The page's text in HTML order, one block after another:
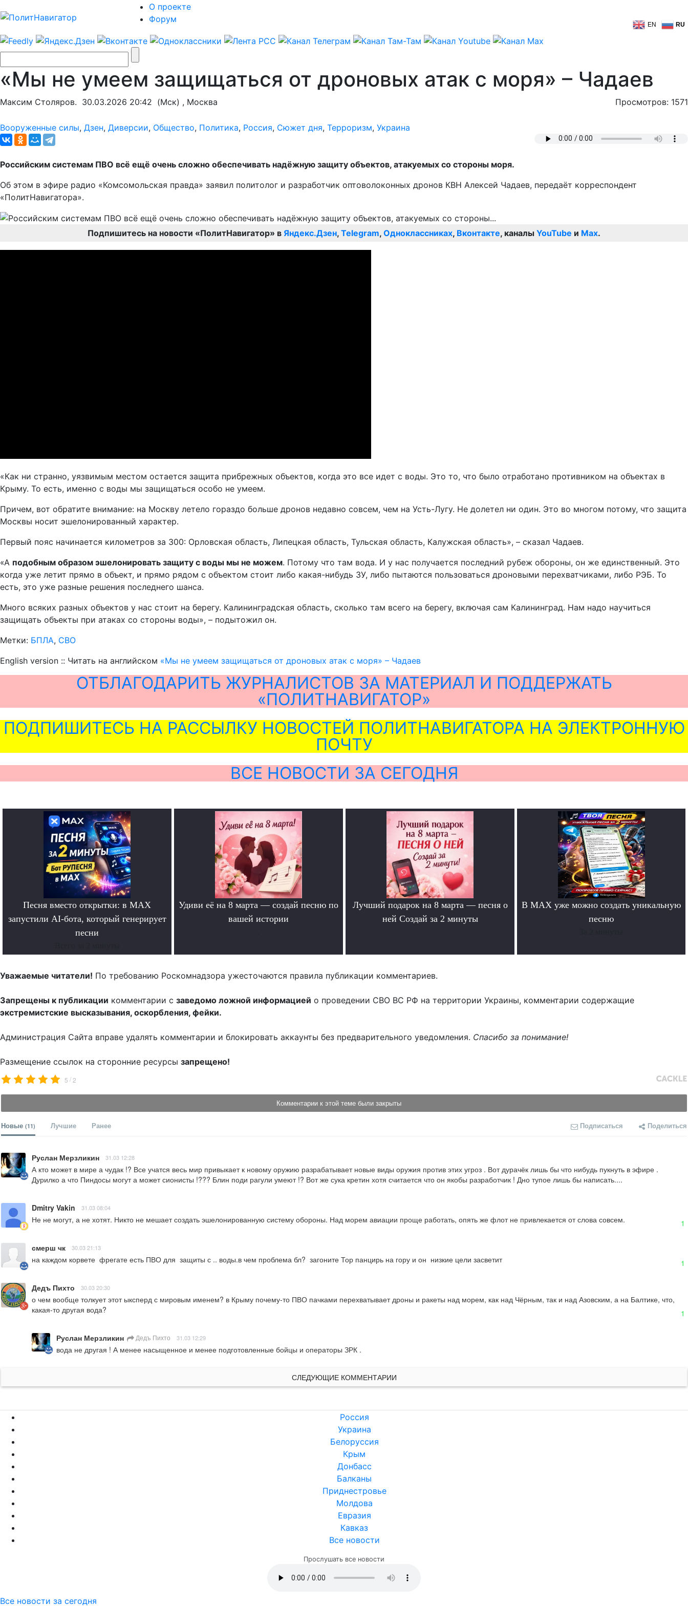
О проекте
Форум
EN RU
«Мы не умеем защищаться от дроновых атак с моря» – Чадаев
Максим Столяров. 30.03.2026 20:42 (Мск) , Москва Просмотров: 1571
Вооруженные силы, Дзен, Диверсии, Общество, Политика, Россия, Сюжет дня, Терроризм, Украина
Российским системам ПВО всё ещё очень сложно обеспечивать надёжную защиту объектов, атакуемых со стороны моря.
Об этом в эфире радио «Комсомольская правда» заявил политолог и разработчик оптоволоконных дронов КВН Алексей Чадаев, передаёт корреспондент
«ПолитНавигатора».
Подпишитесь на новости «ПолитНавигатор» в Яндекс.Дзен, Telegram, Одноклассниках, Вконтакте, каналы YouTube и Max.
«Как ни странно, уязвимым местом остается защита прибрежных объектов, когда это все идет с воды. Это то, что было отработано противником на объектах в
Крыму. То есть, именно с воды мы защищаться особо не умеем.
Причем, вот обратите внимание: на Москву летело гораздо больше дронов недавно совсем, чем на Усть-Лугу. Не долетел ни один. Это во многом потому, что защита
Москвы носит эшелонированный характер.
Первый пояс начинается километров за 300: Орловская область, Липецкая область, Тульская область, Калужская область», – сказал Чадаев.
«А подобным образом эшелонировать защиту с воды мы не можем. Потому что там вода. И у нас получается последний рубеж обороны, он же единственный. Это
когда уже летит прямо в объект, и прямо рядом с объектом стоит либо какая-нибудь ЗУ, либо пытаются пользоваться дроновыми перехватчиками, либо РЭБ. То
есть, это уже разные решения последнего шанса.
Много всяких разных объектов у нас стоит на берегу. Калининградская область, сколько там всего на берегу, включая сам Калининград. Нам надо научиться
защищать объекты при атаках со стороны воды», – подытожил он.
Метки: БПЛА, СВО
English version :: Читать на английском «Мы не умеем защищаться от дроновых атак с моря» – Чадаев
ОТБЛАГОДАРИТЬ ЖУРНАЛИСТОВ ЗА МАТЕРИАЛ И ПОДДЕРЖАТЬ
«ПОЛИТНАВИГАТОР»
ПОДПИШИТЕСЬ НА РАССЫЛКУ НОВОСТЕЙ ПОЛИТНАВИГАТОРА НА ЭЛЕКТРОННУЮ
ПОЧТУ
ВСЕ НОВОСТИ ЗА СЕГОДНЯ
Песня вместо открытки: в MAX
запустили AI-бота, который генерирует
песни
Удиви её на 8 марта — создай песню по
вашей истории
Лучший подарок на 8 марта — песня о
ней Создай за 2 минуты
В MAX уже можно создать уникальную
песню
Уважаемые читатели! По требованию Роскомнадзора ужесточаются правила публикации комментариев.
Запрещены к публикации комментарии с заведомо ложной информацией о проведении СВО ВС РФ на территории Украины, комментарии содержащие
экстремистские высказывания, оскорбления, фейки.
Администрация Сайта вправе удалять комментарии и блокировать аккаунты без предварительного уведомления. Спасибо за понимание!
Размещение ссылок на сторонние ресурсы запрещено!
5 /2
Комментарии к этой теме были закрыты
Новые (11) Лучшие Ранее Подписаться Поделиться
Руслан Мерзликин 31.03 12:28
А кто может в мире а чудак !? Все учатся весь мир привыкает к новому оружию разрабатывает новые виды оружия против этих угроз . Вот дурачёк лишь бы что нибудь пукнуть в эфире .
Дурилко а что Пиндосы могут а может сионисты !??? Блин поди рагули умеют !? Вот же сука кретин хотя считается что он якобы разработчик ! Дно тупое лишь бы написать....
Dmitry Vakin 31.03 08:04
Не не могут, а не хотят. Никто не мешает создать эшелонированную систему обороны. Над морем авиации проще работать, опять же флот не привлекается от слова совсем. 1
смерш чк 30.03 21:13
на каждом корвете  фрегате есть ПВО для  защиты с .. воды.в чем проблема бл?  загоните Тор панцирь на гору и он  низкие цели засветит 1
Дедъ Пихто 30.03 20:30
о чем вообще толкует этот ыксперд с мировым именем? в Крыму почему-то ПВО пачками перехватывает дроны и ракеты над морем, как над Чёрным, так и над Азовским, а на Балтике, что,
какая-то другая вода?
1
Руслан Мерзликин Дедъ Пихто 31.03 12:29
вода не другая ! А менее насыщенное и менее подготовленные бойцы и операторы ЗРК .
СЛЕДУЮЩИЕ КОММЕНТАРИИ
Россия
Украина
Белоруссия
Крым
Донбасс
Балканы
Приднестровье
Молдова
Евразия
Кавказ
Все новости
Прослушать все новости
Все новости за сегодня